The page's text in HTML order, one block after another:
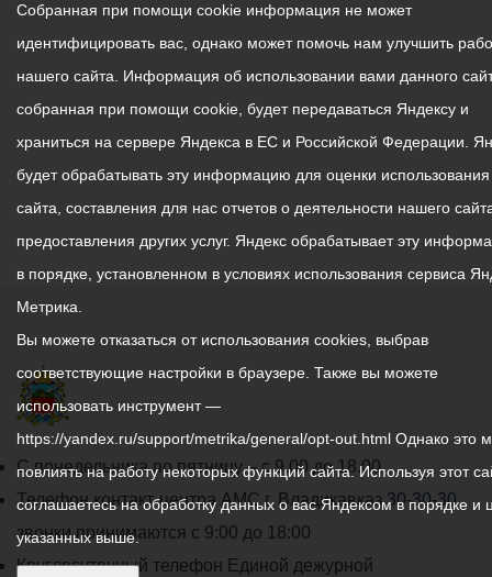
График
работы
администрации
местного
С понедельника по пятницу – с 9.00 до 18.00
Телефон контакт-центра АМС г. Владикавказ30-30-30
звонки принимаются с 9:00 до 18:00
Круглосуточный телефон Единой дежурной
Собранная при помощи cookie информация не может
идентифицировать вас, однако может помочь нам улучшить
нашего сайта. Информация об использовании вами данного
собранная при помощи cookie, будет передаваться Яндексу и
храниться на сервере Яндекса в ЕС и Российской Федерации.
будет обрабатывать эту информацию для оценки
сайта, составления для нас отчетов о деятельности нашего
предоставления других услуг. Яндекс обрабатывает эту
в порядке, установленном в условиях использования сервиса
Метрика.
Вы можете отказаться от использования cookies, выбрав
соответствующие настройки в браузере. Также вы можете
использовать инструмент —
https://yandex.ru/support/metrika/general/opt-out.html Однако это
повлиять на работу некоторых функций сайта. Используя этот
соглашаетесь на обработку данных о вас Яндексом в порядке и
указанных выше.